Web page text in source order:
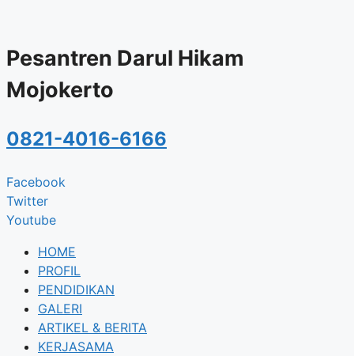
content
Pesantren Darul Hikam
Mojokerto
0821-4016-6166
Facebook
Twitter
Youtube
HOME
PROFIL
PENDIDIKAN
GALERI
ARTIKEL & BERITA
KERJASAMA